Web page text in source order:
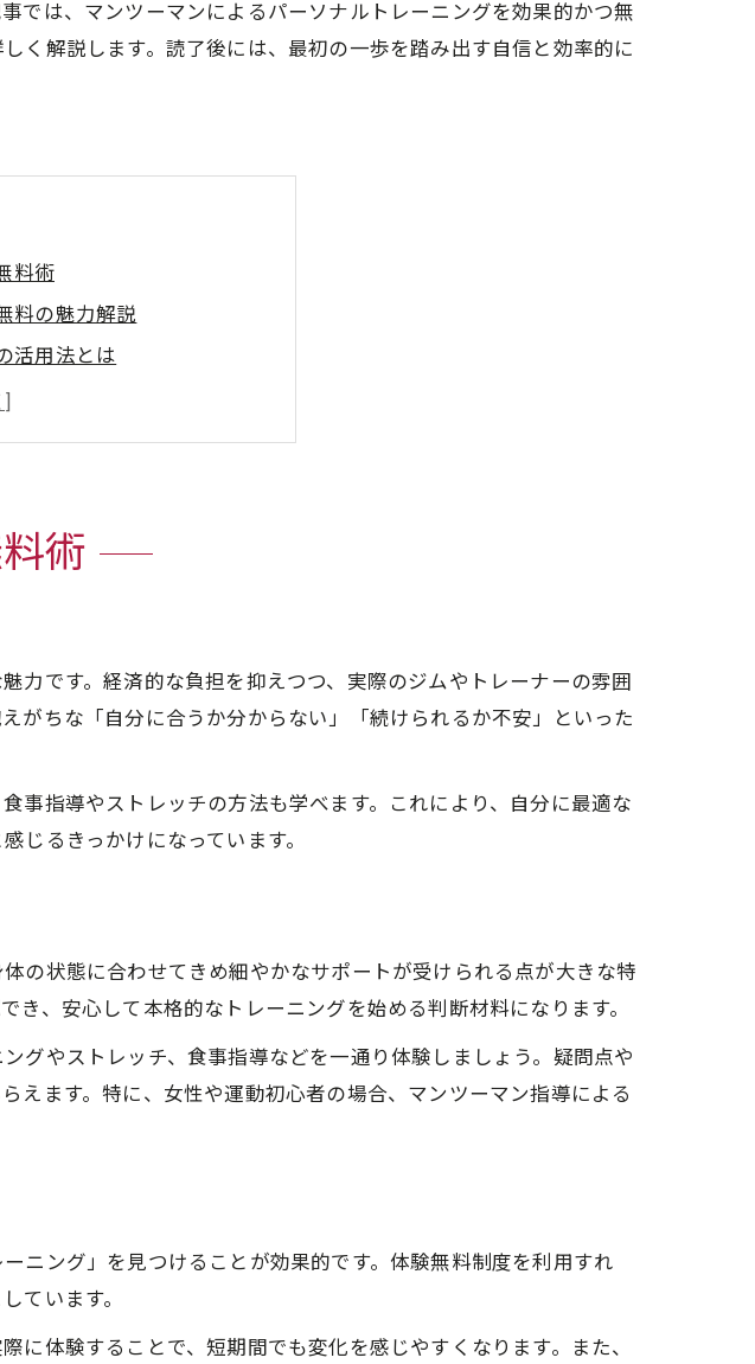
では、マンツーマンによるパーソナルトレーニングを効果的かつ無
く解説します。読了後には、最初の一歩を踏み出す自信と効率的に
料術
料の魅力解説
活用法とは
る第一歩
料で得られる安心感
パーソナルトレーニング
で続けやすい理由
動習慣の作り方
さとサポート力
しやすい運動法
料の個別プログラムの強み
料で学ぶ継続のコツ
ーニング入門
レーニング入門ガイド
レーニング選び
の申し込み手順
マンプランの秘密
で明確な目標設定
目標達成の流れ
術
力です。経済的な負担を抑えつつ、実際のジムやトレーナーの雰囲
がちな「自分に合うか分からない」「続けられるか不安」といった
事指導やストレッチの方法も学べます。これにより、自分に最適な
じるきっかけになっています。
の状態に合わせてきめ細やかなサポートが受けられる点が大きな特
、安心して本格的なトレーニングを始める判断材料になります。
グやストレッチ、食事指導などを一通り体験しましょう。疑問点や
えます。特に、女性や運動初心者の場合、マンツーマン指導による
ニング」を見つけることが効果的です。体験無料制度を利用すれ
ています。
体験することで、短期間でも変化を感じやすくなります。また、